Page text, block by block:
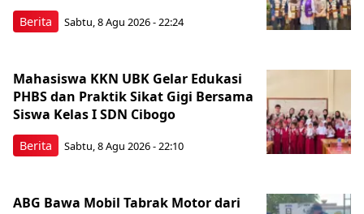
Berita Sabtu, 8 Agu 2026 - 22:24
Berita
Mahasiswa KKN UBK Gelar Edukasi
PHBS dan Praktik Sikat Gigi Bersama
Siswa Kelas I SDN Cibogo
Sabtu, 8 Agu 2026 - 22:10
ABG Bawa Mobil Tabrak Motor dari